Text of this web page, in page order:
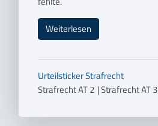
Weiterlesen
UrteilstickerStrafrecht
Strafrecht AT 2 |Strafrecht AT 3